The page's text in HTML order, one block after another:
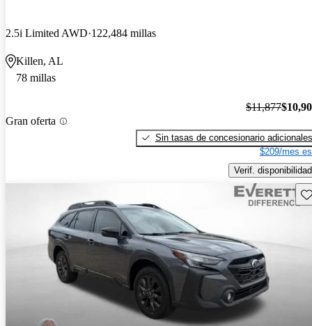
2.5i Limited AWD 122,484 millas
Killen, AL
78 millas
Gran oferta
$11,877
Sin tasas de concesionario adicionales
$209/mes
Verif. disponibilidad